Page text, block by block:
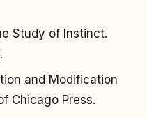
Study of Instinct.
and Modification
Chicago Press.